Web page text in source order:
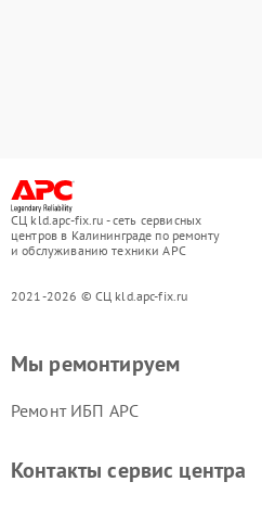
СЦ kld.apc-fix.ru - сеть сервисных
центров в Калининграде по ремонту
и обслуживанию техники APC
2021-2026 © СЦ kld.apc-fix.ru
Мы ремонтируем
Ремонт ИБП APC
Контакты сервис центра